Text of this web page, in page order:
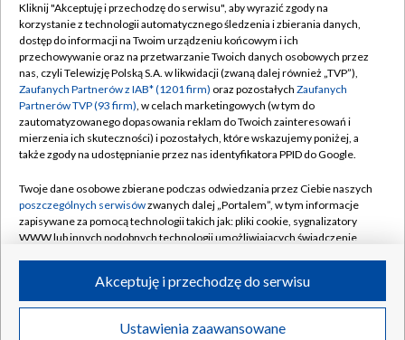
TVP
Abonament TVP
Emisja w TVP
Centrum informacji TVP
Naziemna Telewizja Cyfrowa
Rada Programowa
System NOS
Informacje o nadawcy
Program dla prasy
Regulamin TVP
Polityka prywatności
Moje zgody
Pomoc
Kontakt
Kanały
©2026 Telewizja Polska S.A. w likwidacji
Kliknij "Akceptuję i przechodzę do serwisu", aby wyrazić zgody na
korzystanie z technologii automatycznego śledzenia i zbierania danych,
dostęp do informacji na Twoim urządzeniu końcowym i ich
przechowywanie oraz na przetwarzanie Twoich danych osobowych przez
nas, czyli Telewizję Polską S.A. w likwidacji (zwaną dalej również „TVP”),
Zaufanych Partnerów z IAB* (1201 firm) oraz pozostałych Zaufanych
Partnerów TVP (93 firm), w celach marketingowych (w tym do
zautomatyzowanego dopasowania reklam do Twoich zainteresowań i
mierzenia ich skuteczności) i pozostałych, które wskazujemy poniżej, a
także zgody na udostępnianie przez nas identyfikatora PPID do Google.
Twoje dane osobowe zbierane podczas odwiedzania przez Ciebie naszych
poszczególnych serwisówzwanych dalej „Portalem”, w tym informacje
zapisywane za pomocą technologii takich jak: pliki cookie, sygnalizatory
WWW lub innych podobnych technologii umożliwiających świadczenie
ruchu w Internecie.
Twoje dane osobowe zbierane podczas odwiedzania przez Ciebie
poszczególnych serwisówna Portalu, takie jak adresy IP, identyfikatory
Ustawienia zaawansowane
Akceptuję i przechodzę do serwisu